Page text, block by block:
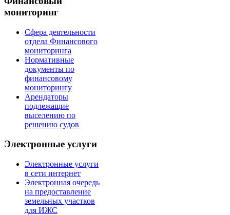
мониторинг
Сфера деятельности
отдела Финансового
мониторинга
Нормативные
документы по
финансовому
мониторингу
Арендаторы
подлежащие
выселению по
решению судов
Электронные услуги
Электронные услуги
в сети интернет
Электронная очередь
на предоставление
земельных участков
для ИЖС